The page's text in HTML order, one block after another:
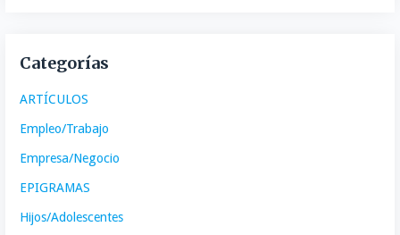
Categorías
ARTÍCULOS
Empleo/Trabajo
Empresa/Negocio
EPIGRAMAS
Hijos/Adolescentes